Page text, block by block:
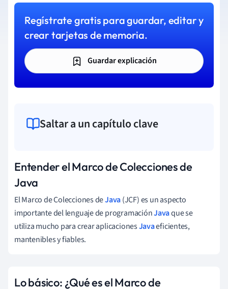
Regístrate gratis para guardar, editar y
crear tarjetas de memoria.
Guardar explicación
Saltar a un capítulo clave
Entender el Marco de Colecciones de
Java
El Marco de Colecciones deJava(JCF) es un aspecto
importante del lenguaje de programaciónJavaque se
utiliza mucho para crear aplicacionesJavaeficientes,
mantenibles y fiables.
Lo básico: ¿Qué es el Marco de